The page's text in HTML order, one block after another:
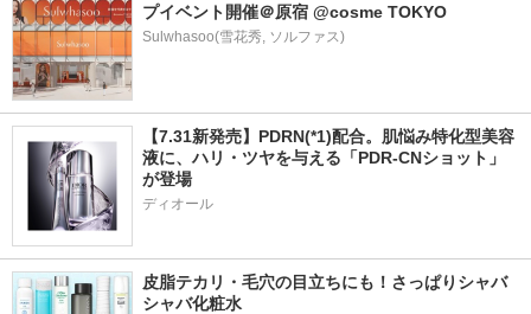
プイベント開催＠原宿 @cosme TOKYO
Sulwhasoo(雪花秀, ソルファス)
【7.31新発売】PDRN(*1)配合。肌悩み特化型美容
液に、ハリ・ツヤを与える「PDR-CNショット」
が登場
ディオール
皮脂テカリ・毛穴の目立ちにも！さっぱりシャバ
シャバ化粧水